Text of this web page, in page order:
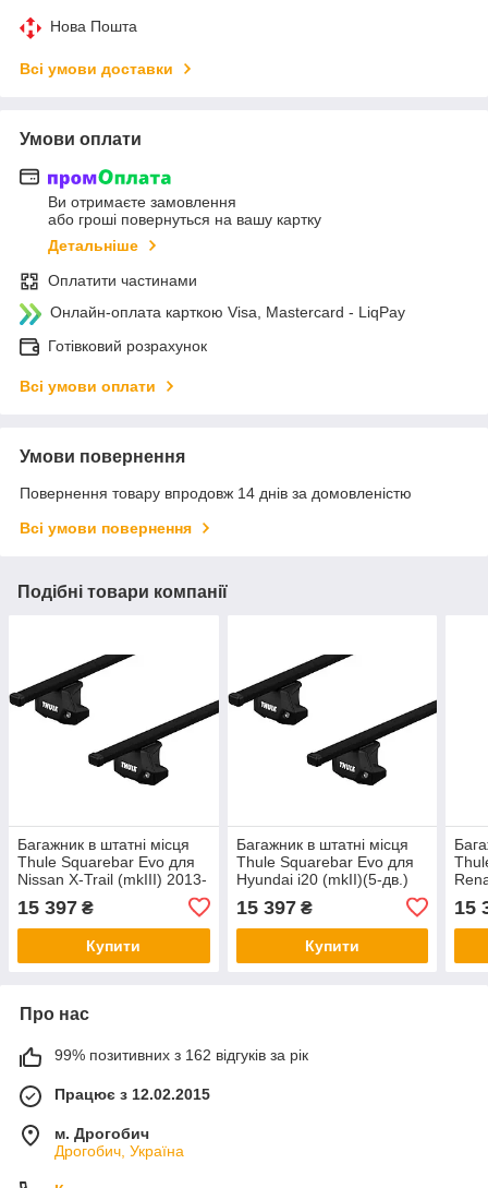
Нова Пошта
Всі умови доставки
Умови оплати
Ви отримаєте замовлення
або гроші повернуться на вашу картку
Детальніше
Оплатити частинами
Онлайн-оплата карткою Visa, Mastercard - LiqPay
Готівковий розрахунок
Всі умови оплати
Умови повернення
Повернення товару впродовж 14 днів за домовленістю
Всі умови повернення
Подібні товари компанії
Багажник в штатні місця
Thule Squarebar Evo для
Nissan X-Trail (mkIII) 2013-
2021 (TH 7123-7107-7142)
15 397 ₴
Купити
Багажник в штатні місця
Thule Squarebar Evo для
Hyundai i20 (mkII)(5-дв.)
2014-2020 (TH 7122-7107-
7016)
15 397₴
Купити
15
Про нас
99% позитивних з 162 відгуків за рік
Працює з 12.02.2015
м. Дрогобич
Дрогобич, Україна